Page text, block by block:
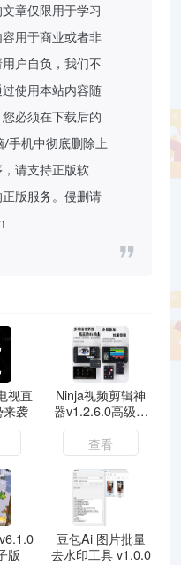
章仅限用于学习
用于商业或者非
户自负，我们不
使用本站内容随
必须在下载后的
手机中彻底删除上
请支持正版软
版服务。侵删请
视直
来袭
Ninja视频剪辑神
器v1.2.6.0高级会
员版
查看
版
豆包Ai 图片批量
去水印工具 v1.0.0